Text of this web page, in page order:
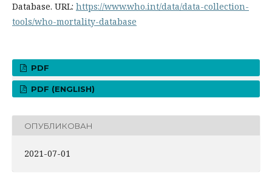
Database. URL: https://www.who.int/data/data-collection-
tools/who-mortality-database
PDF
PDF (ENGLISH)
ОПУБЛИКОВАН
2021-07-01